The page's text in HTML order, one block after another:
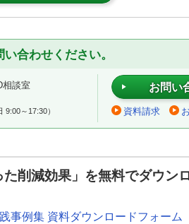
合わせください。
相談室
9:00～17:30）
お問い
資料請求
削減効果」を無料でダウン
事例集 資料ダウンロードフォーム